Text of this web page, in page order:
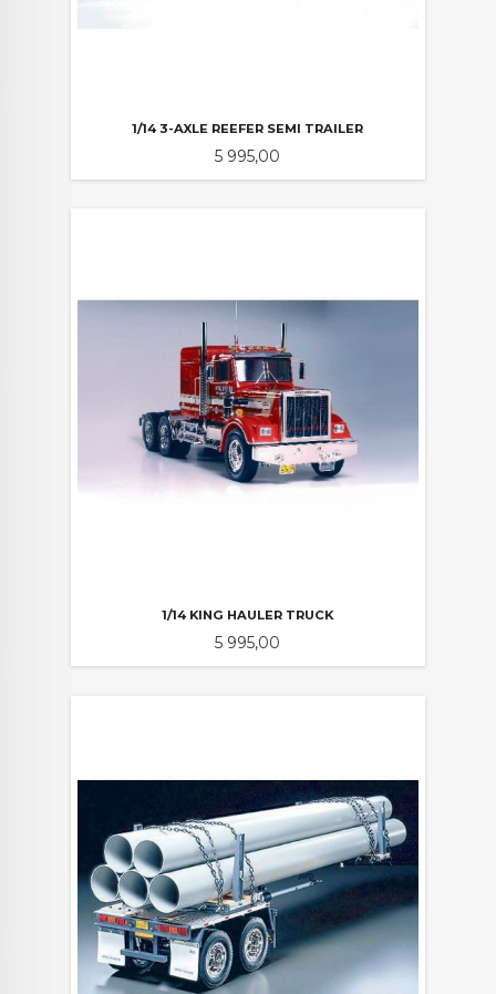
1/14 3-AXLE REEFER SEMI TRAILER
Pris
5 995,00
1/14 KING HAULER TRUCK
Pris
5 995,00